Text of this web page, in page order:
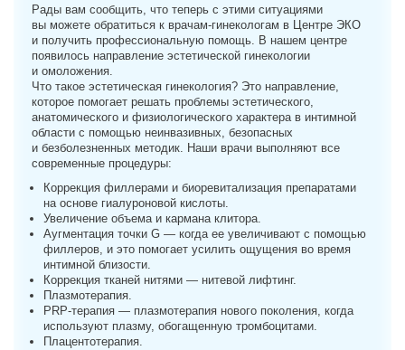
Рады вам сообщить, что теперь с этими ситуациями
вы можете обратиться к врачам-гинекологам в Центре ЭКО
и получить профессиональную помощь. В нашем центре
появилось направление эстетической гинекологии
и омоложения.
Что такое эстетическая гинекология? Это направление,
которое помогает решать проблемы эстетического,
анатомического и физиологического характера в интимной
области с помощью неинвазивных, безопасных
и безболезненных методик. Наши врачи выполняют все
современные процедуры:
Коррекция филлерами и биоревитализация препаратами
на основе гиалуроновой кислоты.
Увеличение объема и кармана клитора.
Аугментация точки G — когда ее увеличивают с помощью
филлеров, и это помогает усилить ощущения во время
интимной близости.
Коррекция тканей нитями — нитевой лифтинг.
Плазмотерапия.
PRP-терапия — плазмотерапия нового поколения, когда
используют плазму, обогащенную тромбоцитами.
Плацентотерапия.